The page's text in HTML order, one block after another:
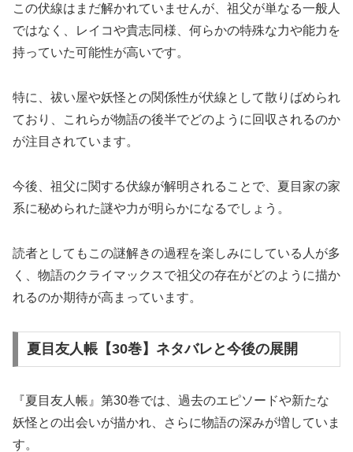
この伏線はまだ解かれていませんが、祖父が単なる一般人
ではなく、レイコや貴志同様、何らかの特殊な力や能力を
持っていた可能性が高いです。
特に、祓い屋や妖怪との関係性が伏線として散りばめられ
ており、これらが物語の後半でどのように回収されるのか
が注目されています。
今後、祖父に関する伏線が解明されることで、夏目家の家
系に秘められた謎や力が明らかになるでしょう。
読者としてもこの謎解きの過程を楽しみにしている人が多
く、物語のクライマックスで祖父の存在がどのように描か
れるのか期待が高まっています。
夏目友人帳【30巻】ネタバレと今後の展開
『夏目友人帳』第30巻では、過去のエピソードや新たな
妖怪との出会いが描かれ、さらに物語の深みが増していま
す。